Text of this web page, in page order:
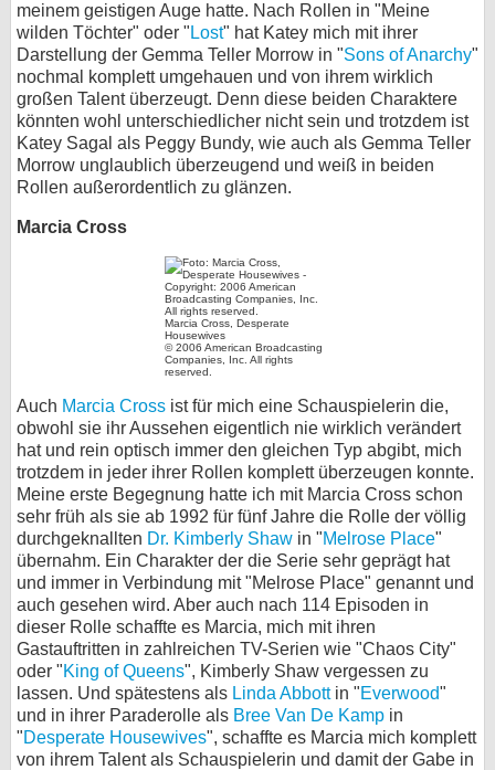
meinem geistigen Auge hatte. Nach Rollen in "Meine
wilden Töchter" oder " Lost" hat Katey mich mit ihrer
Darstellung der Gemma Teller Morrow in "Sons of Anarchy"
nochmal komplett umgehauen und von ihrem wirklich
großen Talent überzeugt. Denn diese beiden Charaktere
könnten wohl unterschiedlicher nicht sein und trotzdem ist
Katey Sagal als Peggy Bundy, wie auch als Gemma Teller
Morrow unglaublich überzeugend und weiß in beiden
Rollen außerordentlich zu glänzen.
Marcia Cross
Marcia Cross, Desperate
Housewives
© 2006 American Broadcasting
Companies, Inc. All rights
reserved.
Auch Marcia Cross ist für mich eine Schauspielerin die,
obwohl sie ihr Aussehen eigentlich nie wirklich verändert
hat und rein optisch immer den gleichen Typ abgibt, mich
trotzdem in jeder ihrer Rollen komplett überzeugen konnte.
Meine erste Begegnung hatte ich mit Marcia Cross schon
sehr früh als sie ab 1992 für fünf Jahre die Rolle der völlig
durchgeknallten Dr. Kimberly Shaw in "Melrose Place"
übernahm. Ein Charakter der die Serie sehr geprägt hat
und immer in Verbindung mit "Melrose Place" genannt und
auch gesehen wird. Aber auch nach 114 Episoden in
dieser Rolle schaffte es Marcia, mich mit ihren
Gastauftritten in zahlreichen TV-Serien wie "Chaos City"
oder "King of Queens", Kimberly Shaw vergessen zu
lassen. Und spätestens als Linda Abbottin "Everwood"
und in ihrer Paraderolle als Bree Van De Kamp in
"Desperate Housewives", schaffte es Marcia mich komplett
von ihrem Talent als Schauspielerin und damit der Gabe in